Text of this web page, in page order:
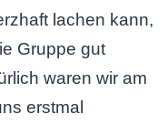
lachen kann,
Gruppe gut
waren wir am
erstmal